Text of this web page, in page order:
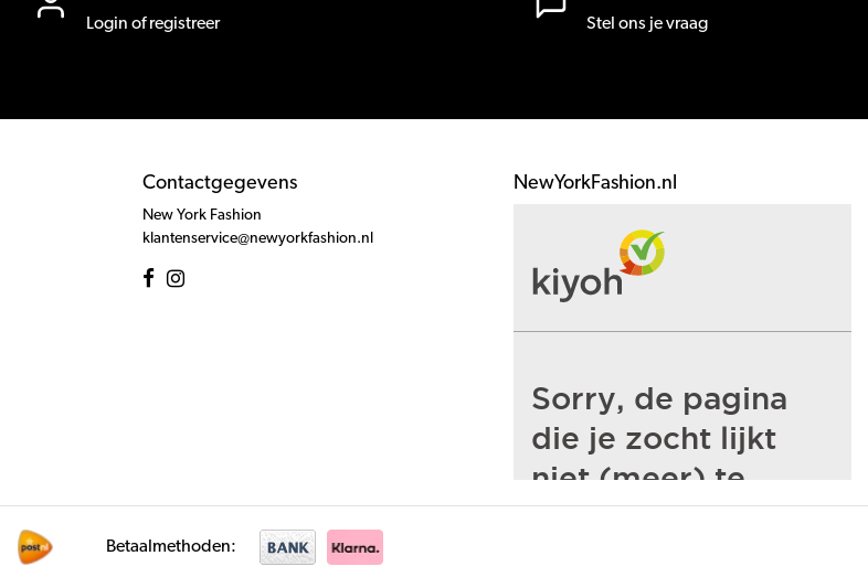
Login of registreer
Stel ons je vraag
Contactgegevens
New York Fashion
klantenservice@newyorkfashion.nl
NewYorkFashion.nl
Betaalmethoden: